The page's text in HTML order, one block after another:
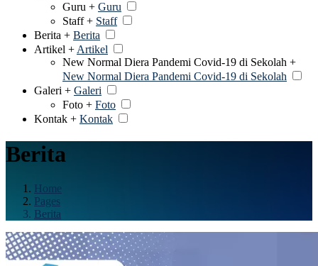
Guru + Guru
Staff + Staff
Berita + Berita
Artikel +Artikel
New Normal Diera Pandemi Covid-19 di Sekolah +
New Normal Diera Pandemi Covid-19 di Sekolah
Galeri + Galeri
Foto + Foto
Kontak + Kontak
Berita
Home
Pages
Berita